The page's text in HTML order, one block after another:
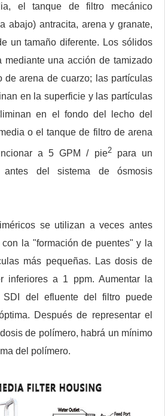
el tanque de filtro mecánico
abajo) antracita, arena y granate,
un tamaño diferente. Los sólidos
una acción de tamizado
de arena de cuarzo; las partículas
en la superficie y las partículas
en el fondo del lecho del
o el tanque de filtro de arena
a 5 GPM / pie2para un
antes del sistema de ósmosis
se utilizan a veces antes
la "formación de puentes" y la
más pequeñas. Las dosis de
inferiores a 1 ppm. Aumentar la
del efluente del filtro puede
Después de representar el
de polímero, habrá un mínimo
del polímero.